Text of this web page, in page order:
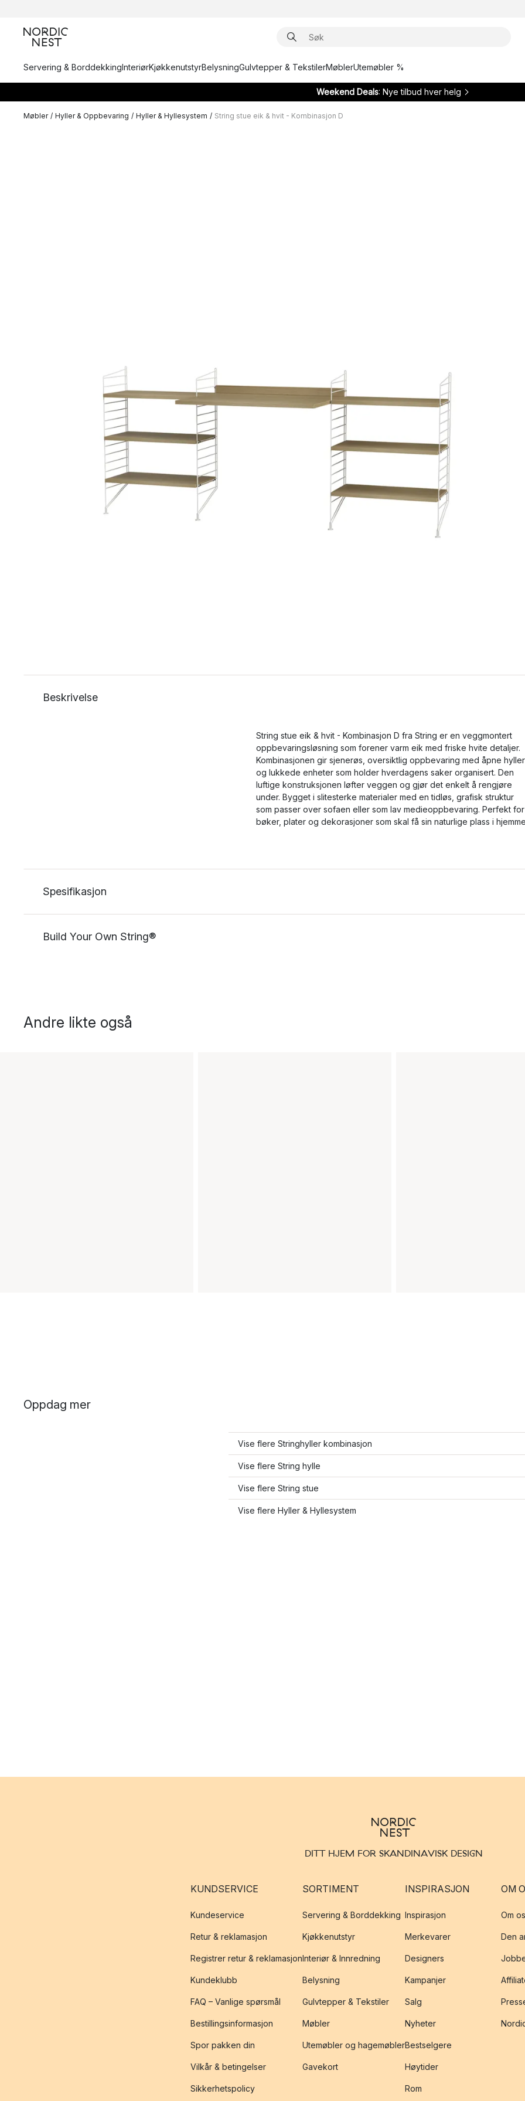
Servering & BorddekkingInteriørKjøkkenutstyrBelysningGulvtepper & TekstilerMøblerUtemøbler %
Weekend Deals: Nye tilbud hver helg
Møbler / Hyller & Oppbevaring / Hyller & Hyllesystem / String stue eik & hvit - Kombinasjon D
Beskrivelse
String stue eik & hvit - Kombinasjon D fra String er en veggmontert
oppbevaringsløsning som forener varm eik med friske hvite detaljer.
Kombinasjonen gir sjenerøs, oversiktlig oppbevaring med åpne hyller
og lukkede enheter som holder hverdagens saker organisert. Den
luftige konstruksjonen løfter veggen og gjør det enkelt å rengjøre
under. Bygget i slitesterke materialer med en tidløs, grafisk struktur
som passer over sofaen eller som lav medieoppbevaring. Perfekt for
bøker, plater og dekorasjoner som skal få sin naturlige plass i
Spesifikasjon
Build Your Own String®
Andre likte også
Oppdag mer
Vise flere Stringhyller kombinasjon
Vise flere String hylle
Vise flere String stue
Vise flere Hyller & Hyllesystem
DITT HJEM FOR SKANDINAVISK DESIGN
KUNDSERVICE
Kundeservice
Retur & reklamasjon
Registrer retur & reklamasjon
Kundeklubb
FAQ – Vanlige spørsmål
Bestillingsinformasjon
Spor pakken din
Vilkår & betingelser
Sikkerhetspolicy
SORTIMENT
Servering & Borddekking
Kjøkkenutstyr
Interiør & Innredning
Belysning
Gulvtepper & Tekstiler
Møbler
Utemøbler og hagemøbler
Gavekort
INSPIRASJON
Inspirasjon
Merkevarer
Designers
Kampanjer
Salg
Nyheter
Bestselgere
Høytider
Rom
OM
Om
Den